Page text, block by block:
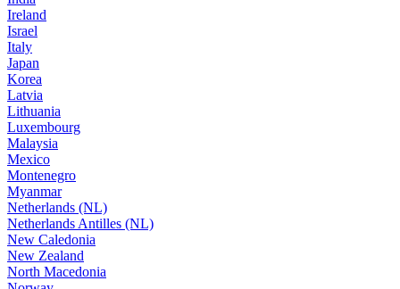
Ireland
Israel
Italy
Japan
Korea
Latvia
Lithuania
Luxembourg
Malaysia
Mexico
Montenegro
Myanmar
Netherlands (NL)
Netherlands Antilles (NL)
New Caledonia
New Zealand
North Macedonia